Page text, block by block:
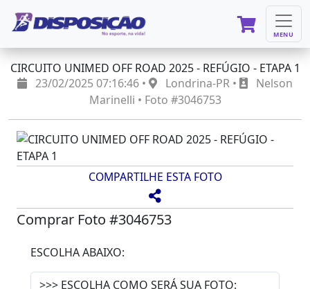
MENU
CIRCUITO UNIMED OFF ROAD 2025 - REFÚGIO - ETAPA 1
23/02/2025 07:16:46 •
Londrina-PR •
Nelson
Marinelli • Foto #3046753
COMPARTILHE ESTA FOTO
Comprar Foto #3046753
ESCOLHA ABAIXO: